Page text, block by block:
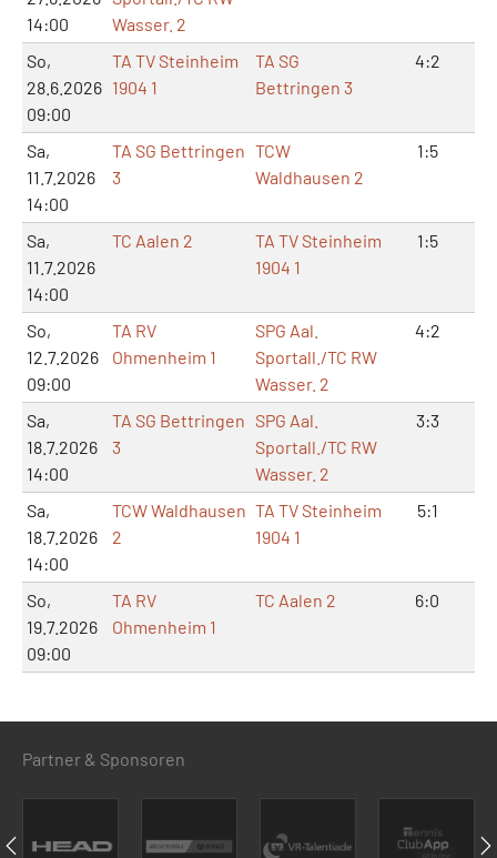
14:00
Wasser. 2
So,
28.6.2026
09:00
TA TV Steinheim
1904 1
TA SG
Bettringen 3
4:2
Sa,
11.7.2026
14:00
TA SG Bettringen
3
TCW
Waldhausen 2
1:5
Sa,
11.7.2026
14:00
TC Aalen 2
TA TV Steinheim
1904 1
1:5
So,
12.7.2026
09:00
TA RV
Ohmenheim 1
SPG Aal.
Sportall./TC RW
Wasser. 2
4:2
Sa,
18.7.2026
14:00
TA SG Bettringen
3
SPG Aal.
Sportall./TC RW
Wasser. 2
3:3
Sa,
18.7.2026
14:00
TCW Waldhausen
2
TA TV Steinheim
1904 1
5:1
So,
19.7.2026
09:00
TA RV
Ohmenheim 1
TC Aalen 2 6:0
Partner & Sponsoren